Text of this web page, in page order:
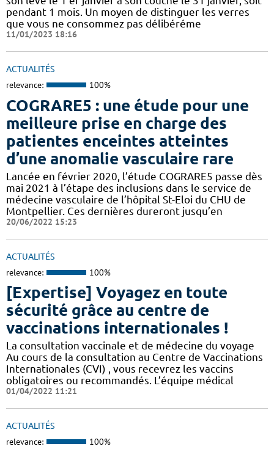
pendant 1 mois. Un moyen de distinguer les verres
que vous ne consommez pas délibéréme
11/01/2023 18:16
ACTUALITÉS
relevance: 100%
COGRARE5 : une étude pour une
meilleure prise en charge des
patientes enceintes atteintes
d’une anomalie vasculaire rare
Lancée en février 2020, l’étude COGRARE5 passe dès
mai 2021 à l’étape des inclusions dans le service de
médecine vasculaire de l’hôpital St-Eloi du CHU de
Montpellier. Ces dernières dureront jusqu’en
20/06/2022 15:23
ACTUALITÉS
relevance: 100%
[Expertise] Voyagez en toute
sécurité grâce au centre de
vaccinations internationales !
La consultation vaccinale et de médecine du voyage
Au cours de la consultation au Centre de Vaccinations
Internationales (CVI) , vous recevrez les vaccins
obligatoires ou recommandés. L’équipe médical
01/04/2022 11:21
ACTUALITÉS
relevance: 100%